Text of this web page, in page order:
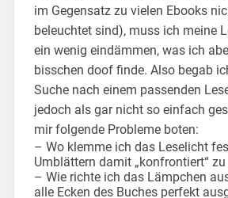
im Gegensatz zu vielen Ebooks
beleuchtet sind), muss ich meine
ein wenig eindämmen, was ich
bisschen doof finde. Also begab
Suche nach einem passenden
jedoch als gar nicht so einfach
mir folgende Probleme boten:
– Wo klemme ich das Leselicht
Umblättern damit „konfrontiert“ zu
– Wie richte ich das Lämpchen
alle Ecken des Buches perfekt